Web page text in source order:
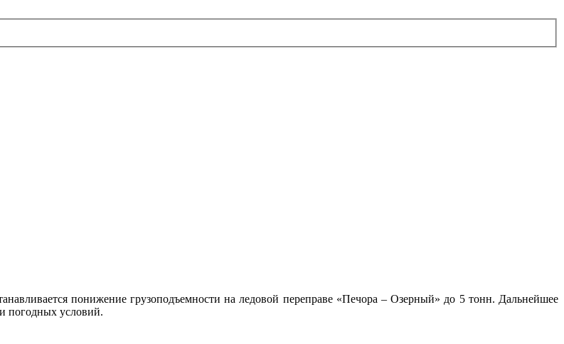
понижение грузоподъемности на ледовой переправе «Печора – Озерный» до 5 тонн. Дальнейшее
погодных условий.